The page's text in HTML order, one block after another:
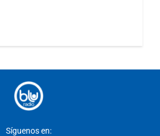
Síguenos en: